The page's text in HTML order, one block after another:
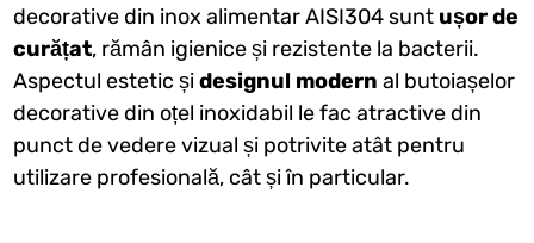
decorative din inox alimentar AISI304 sunt ușor de
curățat, rămân igienice și rezistente la bacterii.
Aspectul estetic șidesignul modern al butoiașelor
decorative din oțel inoxidabil le fac atractive din
punct de vedere vizual și potrivite atât pentru
utilizare profesională, cât și în particular.